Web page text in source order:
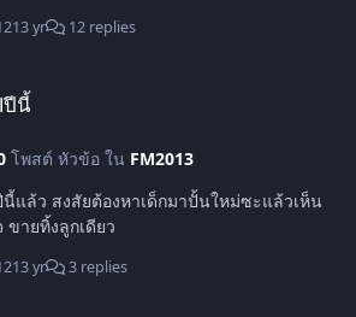
13 yr 12 replies
ปีนี้
โพสต์ หัวข้อ ใน FM2013
ทีมแล้วเหนื่อยใจ ขายทิ้งลูกเดียว
13 yr 3 replies